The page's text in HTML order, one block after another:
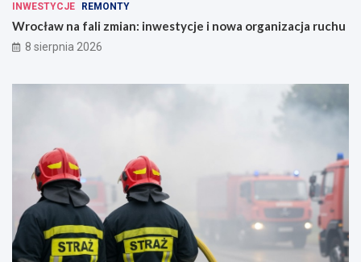
INWESTYCJE REMONTY
Wrocław na fali zmian: inwestycje i nowa organizacja ruchu
8 sierpnia 2026